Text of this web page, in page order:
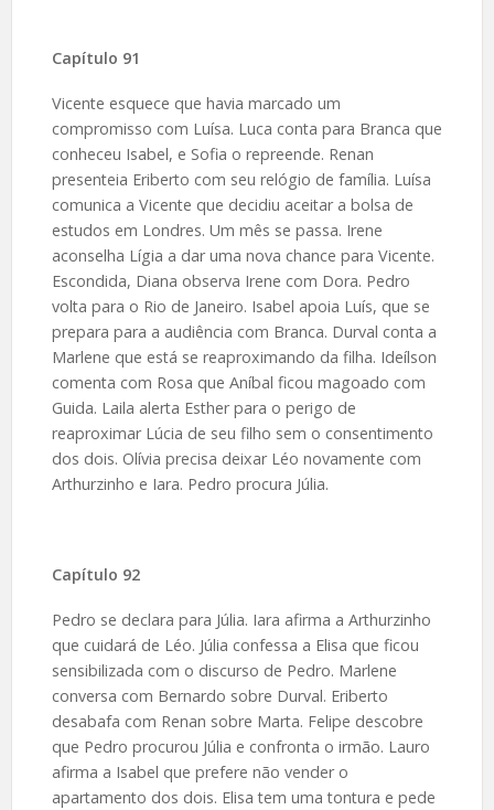
Capítulo 91
Vicente esquece que havia marcado um
compromisso com Luísa. Luca conta para Branca que
conheceu Isabel, e Sofia o repreende. Renan
presenteia Eriberto com seu relógio de família. Luísa
comunica a Vicente que decidiu aceitar a bolsa de
estudos em Londres. Um mês se passa. Irene
aconselha Lígia a dar uma nova chance para Vicente.
Escondida, Diana observa Irene com Dora. Pedro
volta para o Rio de Janeiro. Isabel apoia Luís, que se
prepara para a audiência com Branca. Durval conta a
Marlene que está se reaproximando da filha. Ideílson
comenta com Rosa que Aníbal ficou magoado com
Guida. Laila alerta Esther para o perigo de
reaproximar Lúcia de seu filho sem o consentimento
dos dois. Olívia precisa deixar Léo novamente com
Arthurzinho e Iara. Pedro procura Júlia.
Capítulo 92
Pedro se declara para Júlia. Iara afirma a Arthurzinho
que cuidará de Léo. Júlia confessa a Elisa que ficou
sensibilizada com o discurso de Pedro. Marlene
conversa com Bernardo sobre Durval. Eriberto
desabafa com Renan sobre Marta. Felipe descobre
que Pedro procurou Júlia e confronta o irmão. Lauro
afirma a Isabel que prefere não vender o
apartamento dos dois. Elisa tem uma tontura e pede